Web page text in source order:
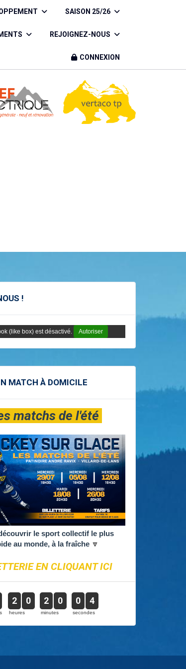
SAISON 25/26
REJOIGNEZ-NOUS
CONNEXION
!
(like box) est désactivé. Autoriser
MATCH À DOMICILE
matchs de l'été
le sport collectif le plus
au monde, à la fraîche 🔽
EN CLIQUANT ICI
2 0
heures
2 0
minutes
0 4
secondes